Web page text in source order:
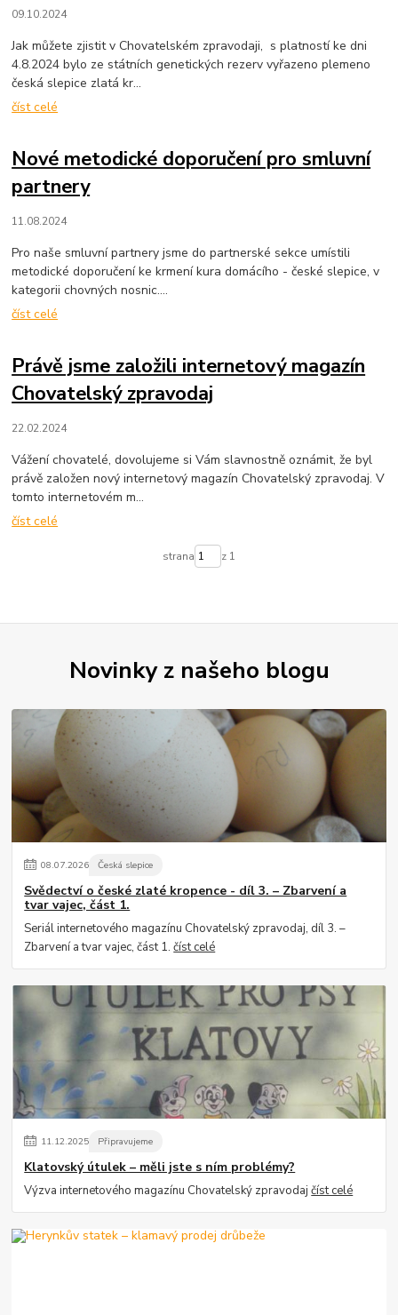
09.10.2024
Jak můžete zjistit v Chovatelském zpravodaji, s platností ke dni
4.8.2024 bylo ze státních genetických rezerv vyřazeno plemeno
česká slepice zlatá kr...
číst celé
Nové metodické doporučení pro smluvní
partnery
11.08.2024
Pro naše smluvní partnery jsme do partnerské sekce umístili
metodické doporučení ke krmení kura domácího - české slepice, v
kategorii chovných nosnic....
číst celé
Právě jsme založili internetový magazín
Chovatelský zpravodaj
22.02.2024
Vážení chovatelé, dovolujeme si Vám slavnostně oznámit, že byl
právě založen nový internetový magazín Chovatelský zpravodaj. V
tomto internetovém m...
číst celé
strana z 1
Novinky z našeho blogu
08.07.2026 Česká slepice
Svědectví o české zlaté kropence - díl 3. – Zbarvení a
tvar vajec, část 1.
Seriál internetového magazínu Chovatelský zpravodaj, díl 3. –
Zbarvení a tvar vajec, část 1.číst celé
11.12.2025 Připravujeme
Klatovský útulek – měli jste s ním problémy?
Výzva internetového magazínu Chovatelský zpravodajčíst celé